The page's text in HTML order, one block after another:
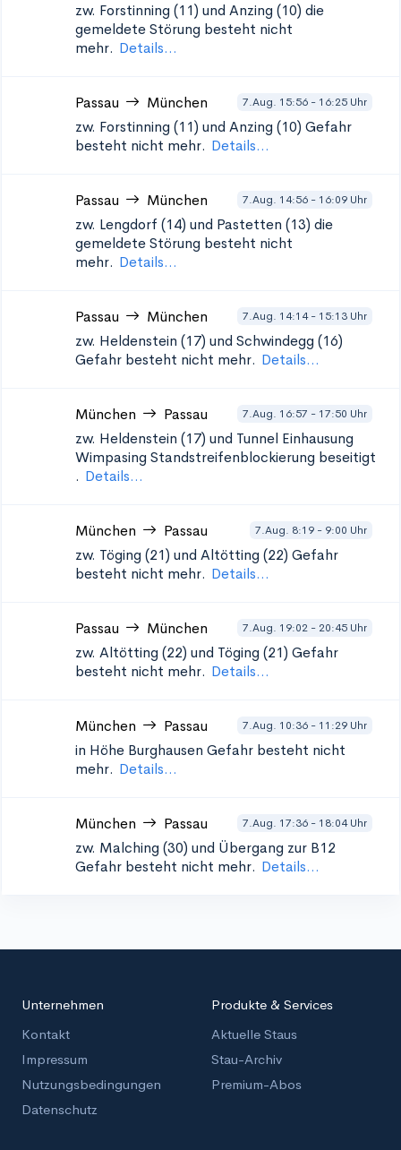
zw. Forstinning (11) und Anzing (10) die
gemeldete Störung besteht nicht
mehr. Details...
Passau München 7.Aug. 15:56 - 16:25 Uhr
zw. Forstinning (11) und Anzing (10) Gefahr
besteht nicht mehr. Details...
Passau München 7.Aug. 14:56 - 16:09 Uhr
zw. Lengdorf (14) und Pastetten (13) die
gemeldete Störung besteht nicht
mehr. Details...
Passau München 7.Aug. 14:14 - 15:13 Uhr
zw. Heldenstein (17) und Schwindegg (16)
Gefahr besteht nicht mehr. Details...
München Passau 7.Aug. 16:57 - 17:50 Uhr
zw. Heldenstein (17) und Tunnel Einhausung
Wimpasing Standstreifenblockierung beseitigt
. Details...
München Passau 7.Aug. 8:19 - 9:00 Uhr
zw. Töging (21) und Altötting (22) Gefahr
besteht nicht mehr. Details...
Passau München 7.Aug. 19:02 - 20:45 Uhr
zw. Altötting (22) und Töging (21) Gefahr
besteht nicht mehr. Details...
München Passau 7.Aug. 10:36 - 11:29 Uhr
in Höhe Burghausen Gefahr besteht nicht
mehr. Details...
München Passau 7.Aug. 17:36 - 18:04 Uhr
zw. Malching (30) und Übergang zur B12
Gefahr besteht nicht mehr. Details...
Unternehmen
Kontakt
Impressum
Nutzungsbedingungen
Datenschutz
Produkte & Services
Aktuelle Staus
Stau-Archiv
Premium-Abos